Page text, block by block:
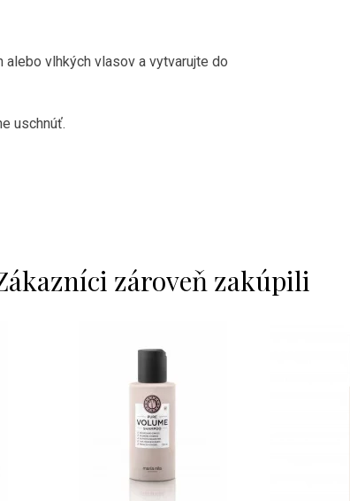
vlhkých vlasov a vytvarujte do
uschnúť.
zároveň zakúpili